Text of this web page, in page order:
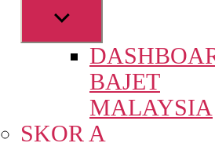
Show
sub
menu
BAJET
MALAYSIA
SKOR A